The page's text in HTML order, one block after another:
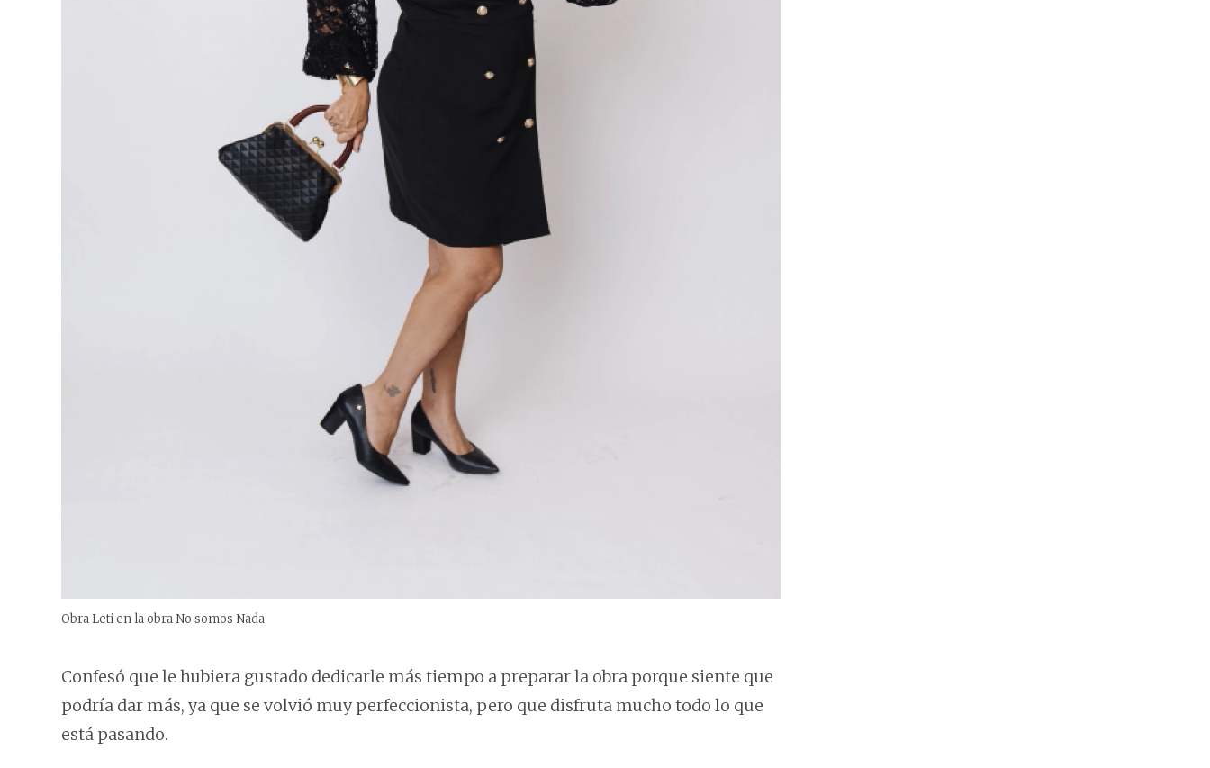
Obra Leti en la obra No somos Nada
Confesó que le hubiera gustado dedicarle más tiempo a preparar la obra porque siente que
podría dar más, ya que se volvió muy perfeccionista, pero que disfruta mucho todo lo que
está pasando.